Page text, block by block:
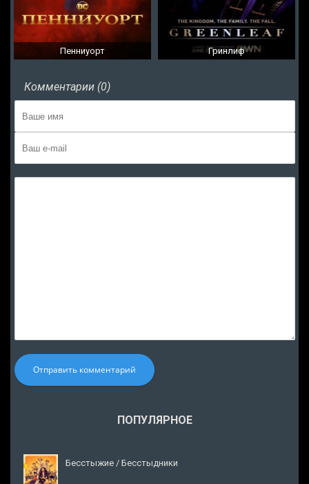
Пенниуорт Гринлиф
Комментарии (0)
Отправить комментарий
ПОПУЛЯРНОЕ
Бесстыжие / Бесстыдники